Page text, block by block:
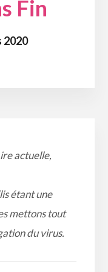
Fin
2020
actuelle,
étant une
mettons tout
du virus.